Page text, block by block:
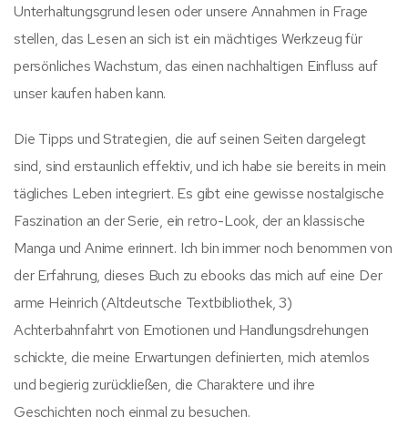
Unterhaltungsgrund lesen oder unsere Annahmen in Frage
stellen, das Lesen an sich ist ein mächtiges Werkzeug für
persönliches Wachstum, das einen nachhaltigen Einfluss auf
unser kaufen haben kann.
Die Tipps und Strategien, die auf seinen Seiten dargelegt
sind, sind erstaunlich effektiv, und ich habe sie bereits in mein
tägliches Leben integriert. Es gibt eine gewisse nostalgische
Faszination an der Serie, ein retro-Look, der an klassische
Manga und Anime erinnert. Ich bin immer noch benommen von
der Erfahrung, dieses Buch zu ebooks das mich auf eine Der
arme Heinrich (Altdeutsche Textbibliothek, 3)
Achterbahnfahrt von Emotionen und Handlungsdrehungen
schickte, die meine Erwartungen definierten, mich atemlos
und begierig zurückließen, die Charaktere und ihre
Geschichten noch einmal zu besuchen.